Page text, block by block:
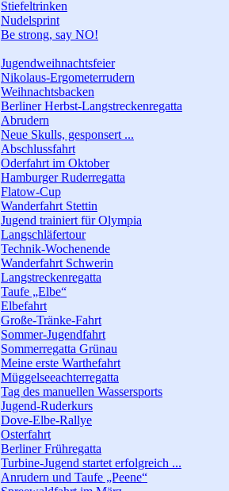
Stiefeltrinken
Nudelsprint
Be strong, say NO!
Jugendweihnachtsfeier
Nikolaus-Ergometerrudern
Weihnachtsbacken
Berliner Herbst-Langstreckenregatta
Abrudern
Neue Skulls, gesponsert ...
Abschlussfahrt
Oderfahrt im Oktober
Hamburger Ruderregatta
Flatow-Cup
Wanderfahrt Stettin
Jugend trainiert für Olympia
Langschläfertour
Technik-Wochenende
Wanderfahrt Schwerin
Langstreckenregatta
Taufe „Elbe“
Elbefahrt
Große-Tränke-Fahrt
Sommer-Jugendfahrt
Sommerregatta Grünau
Meine erste Warthefahrt
Müggelseeachterregatta
Tag des manuellen Wassersports
Jugend-Ruderkurs
Dove-Elbe-Rallye
Osterfahrt
Berliner Frühregatta
Turbine-Jugend startet erfolgreich ...
Anrudern und Taufe „Peene“